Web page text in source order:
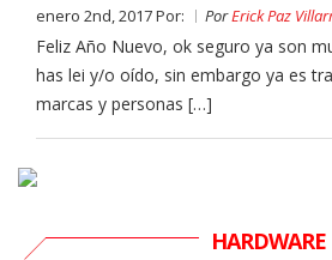
enero 2nd, 2017 Por: PorErick Paz
Feliz Año Nuevo, ok seguro ya son
has lei y/o oído, sin embargo ya es
marcas y personas […]
HARDWARE